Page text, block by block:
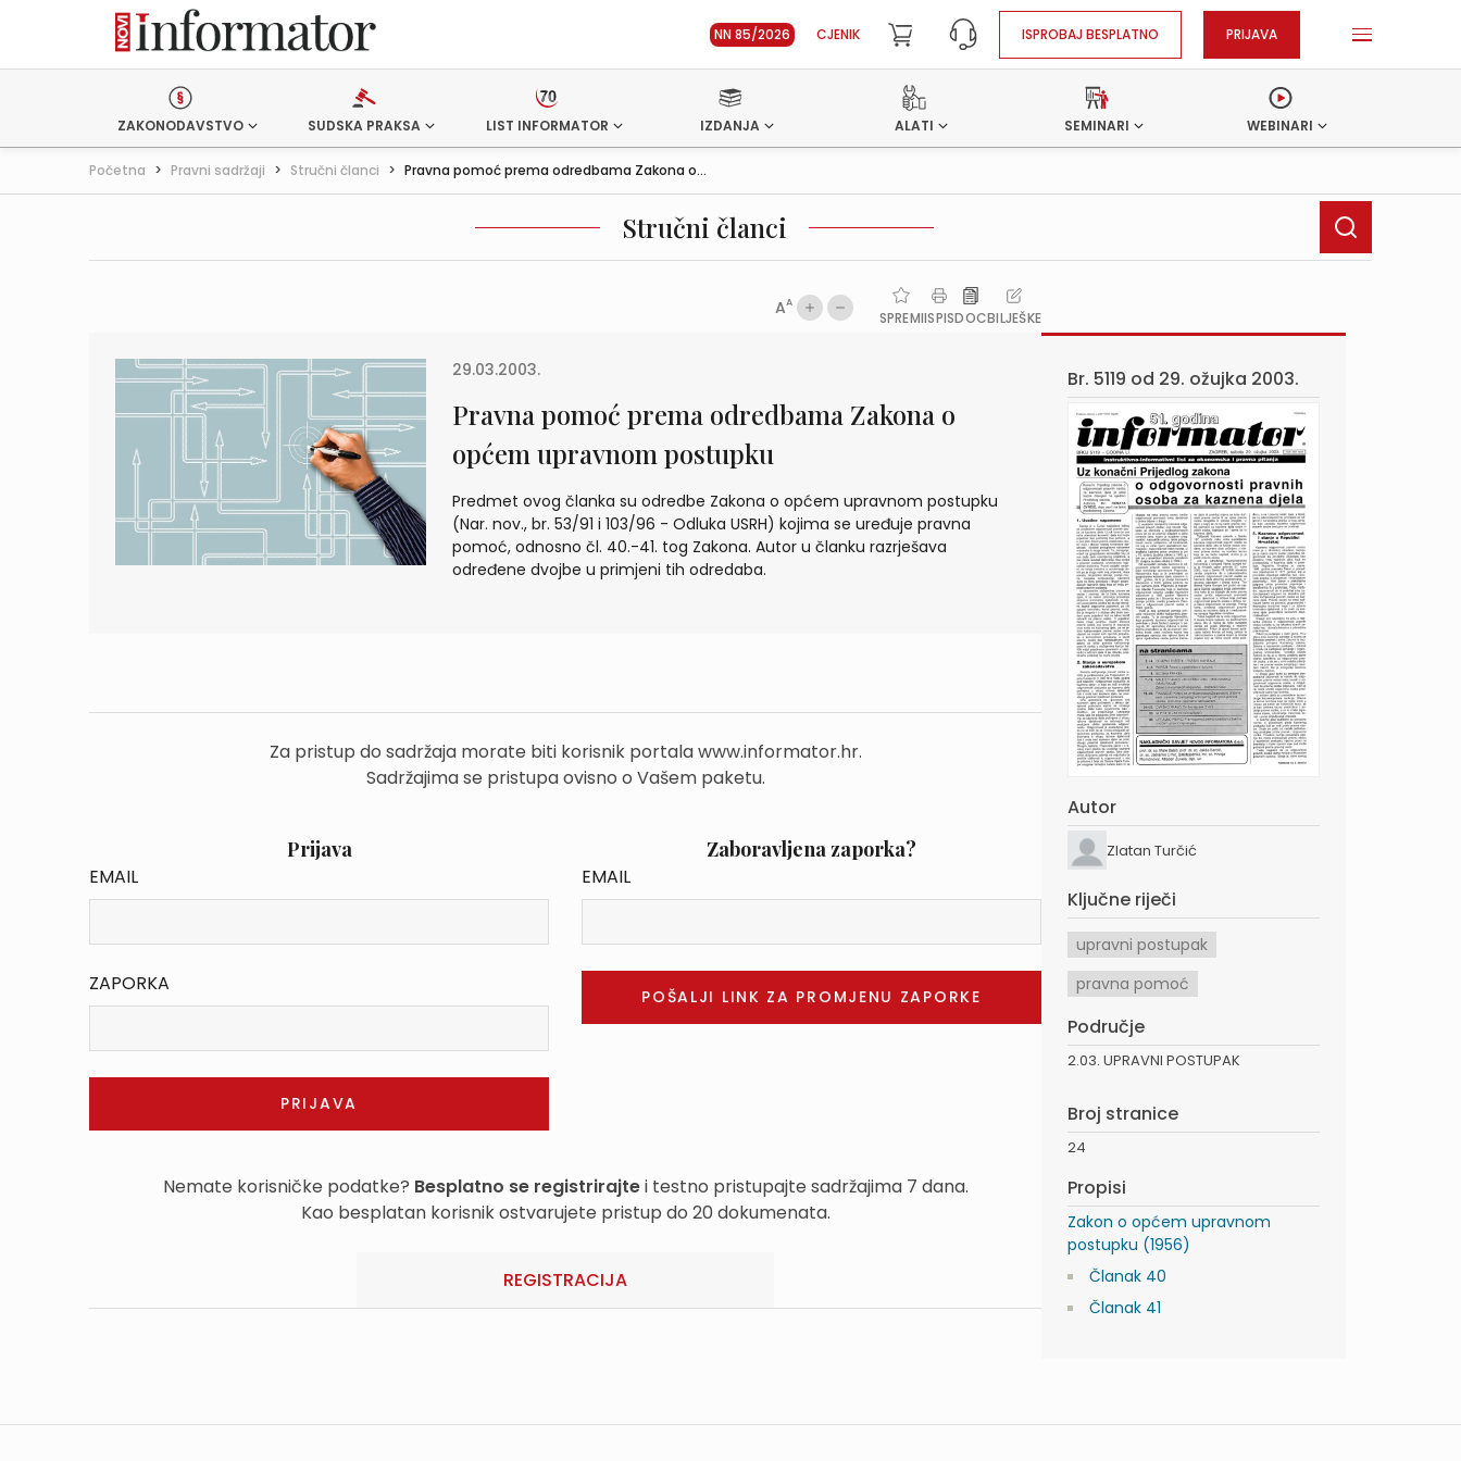
NN 85/2026 CJENIK ISPROBAJ BESPLATNO PRIJAVA
ZAKONODAVSTVO SUDSKA PRAKSA LIST INFORMATOR IZDANJA ALATI SEMINARI WEBINARI
Početna > Pravni sadržaji > Stručni članci > Pravna pomoć prema odredbama Zakona o...
Stručni članci
AA
SPREMIISPISDOCBILJEŠKE
29.03.2003.
Pravna pomoć prema odredbama Zakona o
općem upravnom postupku
Predmet ovog članka su odredbe Zakona o općem upravnom postupku
(Nar. nov., br. 53/91 i 103/96 - Odluka USRH) kojima se uređuje pravna
pomoć, odnosno čl. 40.-41. tog Zakona. Autor u članku razrješava
određene dvojbe u primjeni tih odredaba.
Za pristup do sadržaja morate biti korisnik portala www.informator.hr.
Sadržajima se pristupa ovisno o Vašem paketu.
Prijava
EMAIL
ZAPORKA
Zaboravljena zaporka?
EMAIL
Nemate korisničke podatke? Besplatno se registrirajtei testno pristupajte sadržajima 7 dana.
Kao besplatan korisnik ostvarujete pristup do 20 dokumenata.
REGISTRACIJA
Br. 5119 od 29. ožujka 2003.
Autor
Zlatan Turčić
Ključne riječi
upravni postupak
pravna pomoć
Područje
2.03. UPRAVNI POSTUPAK
Broj stranice
24
Propisi
Zakon o općem upravnom
postupku (1956)
Članak 40
Članak 41